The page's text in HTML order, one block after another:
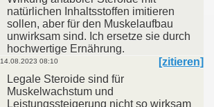
natürlichen Inhaltsstoffen imitieren
sollen, aber für den Muskelaufbau
unwirksam sind. Ich ersetze sie durch
hochwertige Ernährung.
14.08.2023 08:10
[zitieren]
Legale Steroide sind für
Muskelwachstum und
Leistungssteigerung nicht so wirksam